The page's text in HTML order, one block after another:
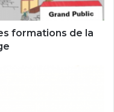
formations de la